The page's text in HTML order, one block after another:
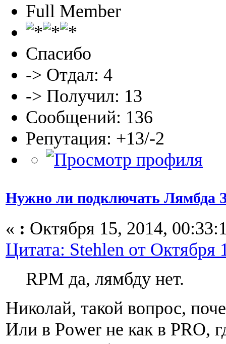
Full Member
Спасибо
-> Отдал: 4
-> Получил: 13
Сообщений: 136
Репутация: +13/-2
Нужно ли подключать Лямбда
« : Октября 15, 2014,
Цитата: Stehlen от Октября
RPM да, лямбду нет.
Николай, такой вопрос,
Или в Power не как в PRO,